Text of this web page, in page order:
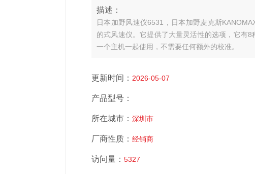
描述：
日本加野风速仪6531，日本加野麦克斯
的式风速仪。它提供了大量灵活性的选项，它有
一个主机一起使用，不需要任何额外的校准。
更新时间： 2026-05-07
产品型号：
所在城市： 深圳市
厂商性质： 经销商
访问量： 5327